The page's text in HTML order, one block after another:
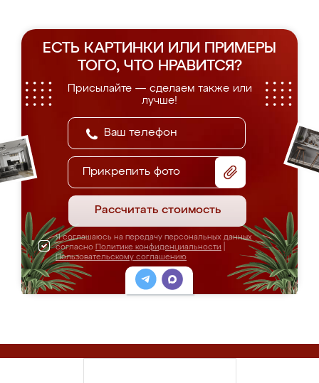
ЕСТЬ КАРТИНКИ ИЛИ ПРИМЕРЫ
ТОГО, ЧТО НРАВИТСЯ?
Присылайте — сделаем также или
лучше!
Прикрепить фото
Рассчитать стоимость
Я соглашаюсь на передачу персональных данных
согласно Политике конфиденциальности
Пользовательскому соглашению